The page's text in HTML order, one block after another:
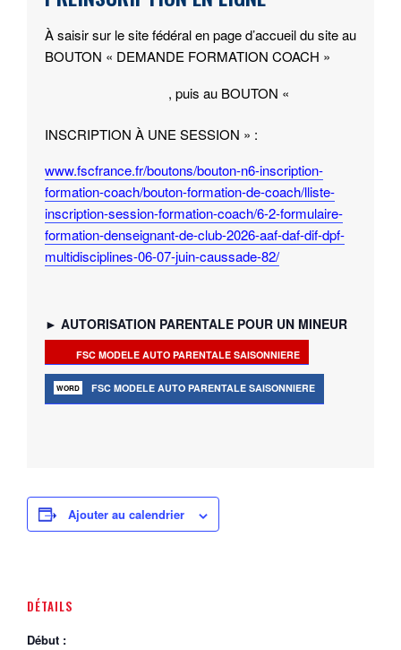
À saisir sur le site fédéral en page d’accueil du site au
BOUTON « DEMANDE FORMATION COACH »
, puis au BOUTON «
INSCRIPTION À UNE SESSION » :
www.fscfrance.fr/boutons/bouton-n6-inscription-
formation-coach/bouton-formation-de-coach/lliste-
inscription-session-formation-coach/6-2-formulaire-
formation-denseignant-de-club-2026-aaf-daf-dif-dpf-
multidisciplines-06-07-juin-caussade-82/
► AUTORISATION PARENTALE POUR UN MINEUR
FSC MODELE AUTO PARENTALE SAISONNIERE
FSC MODELE AUTO PARENTALE SAISONNIERE
Ajouter au calendrier
DÉTAILS
Début :